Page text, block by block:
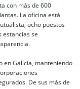
con más de 600
La oficina está
ocho puestos
estancias se
en Galicia, manteniendo
De sus más de